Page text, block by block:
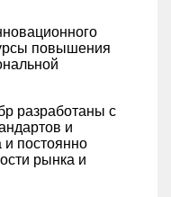
повышения
разработаны с
и
и постоянно
рынка и